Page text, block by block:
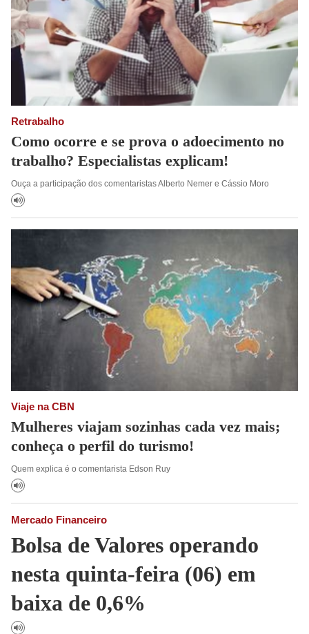
Retrabalho
Como ocorre e se prova o adoecimento no
trabalho? Especialistas explicam!
Ouça a participação dos comentaristas Alberto Nemer e Cássio Moro
Viaje na CBN
Mulheres viajam sozinhas cada vez mais;
conheça o perfil do turismo!
Quem explica é o comentarista Edson Ruy
Mercado Financeiro
Bolsa de Valores operando
nesta quinta-feira (06) em
baixa de 0,6%